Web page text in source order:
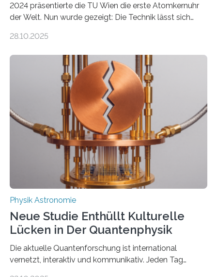
2024 präsentierte die TU Wien die erste Atomkernuhr
der Welt. Nun wurde gezeigt: Die Technik lässt sich
fundamentalen Physik nachzugehen. Thorium-
Messungen verwenden. Das hatte man jahrzehntelang
vermutet, weltweit war nach den passenden
Atomkern-Zuständen gesucht worden, 2024 gelang
einem Team der TU Wien mit Unterstützung
internationaler Partner der entscheidende Durchbruch:
Der lange diskutierte Thorium-Kernübergang wurde
gefunden. Kurz darauf konnte man zeigen, dass sich
Thorium tatsächlich nutzen lässt, um hochpräzise…
28.10.2025
Physik Astronomie
Neue Studie Enthüllt Kulturelle
Lücken in Der Quantenphysik
Die aktuelle Quantenforschung ist international
vernetzt, interaktiv und kommunikativ. Jeden Tag